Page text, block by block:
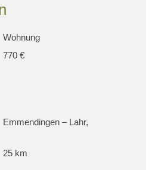
Wohnung
770 €
Emmendingen – Lahr,
25 km